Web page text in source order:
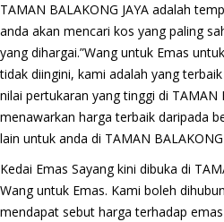
TAMAN BALAKONG JAYA adalah
anda akan mencari kos yang paling
yang dihargai.”Wang untuk Emas
tidak diingini, kami adalah yang
nilai pertukaran yang tinggi di TAMAN
menawarkan harga terbaik daripada
lain untuk anda di TAMAN BALAKONG
Kedai Emas Sayang kini dibuka di
Wang untuk Emas. Kami boleh
mendapat sebut harga terhadap